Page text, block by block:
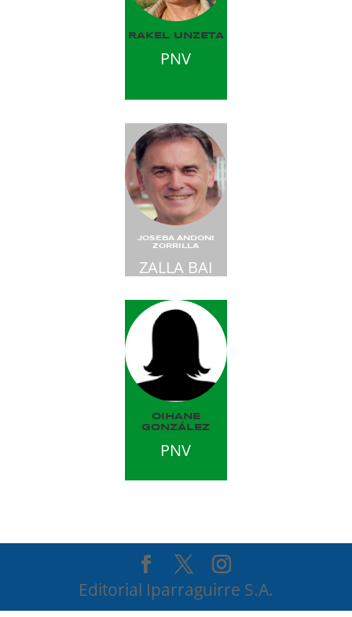
RAKEL UNZETA
PNV
JOSEBA ANDONI
ZORRILLA
ZALLA BAI
OIHANE
GONZÁLEZ
PNV
Editorial Iparraguirre S.A.